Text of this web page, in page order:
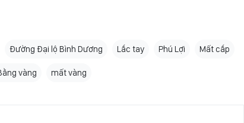
Đường Đại lộ Bình Dương Lắc tay Phú Lợi Mất cắp
vàng mất vàng